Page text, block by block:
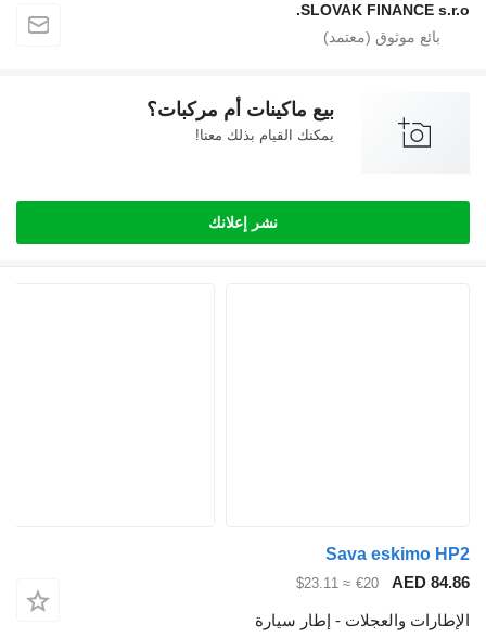
SLOVAK
بيع ماكينات أم مركبات؟
يمكنك القيام بذلك معنا!
Sava
€20
≈ $23.11
والعجلات - إطار سيارة